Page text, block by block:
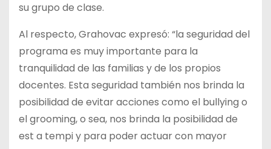
su grupo de clase.
Al respecto, Grahovac expresó: “la seguridad del
programa es muy importante para la
tranquilidad de las familias y de los propios
docentes. Esta seguridad también nos brinda la
posibilidad de evitar acciones como el bullying o
el grooming, o sea, nos brinda la posibilidad de
est a tempi y para poder actuar con mayor